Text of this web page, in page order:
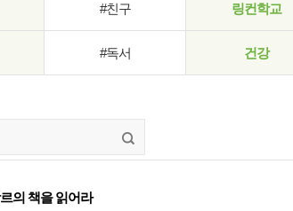
#친구 링컨학교
#독서 건강
의 책을 읽어라